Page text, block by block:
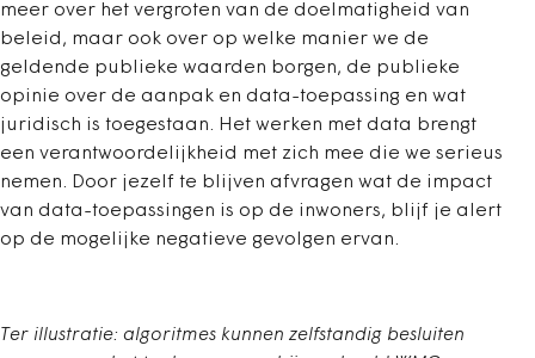
meer over het vergroten van de doelmatigheid van
beleid, maar ook over op welke manier we de
geldende publieke waarden borgen, de publieke
opinie over de aanpak en data-toepassing en wat
juridisch is toegestaan. Het werken met data brengt
een verantwoordelijkheid met zich mee die we serieus
nemen. Door jezelf te blijven afvragen wat de impact
van data-toepassingen is op de inwoners, blijf je alert
op de mogelijke negatieve gevolgen ervan.
Ter illustratie: algoritmes kunnen zelfstandig besluiten